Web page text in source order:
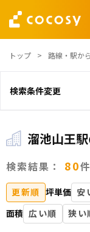
トップ 路線・駅か
検索条件変更
溜池山王
検索結果： 80件
更新順 坪単価 安
面積 広い順 狭い